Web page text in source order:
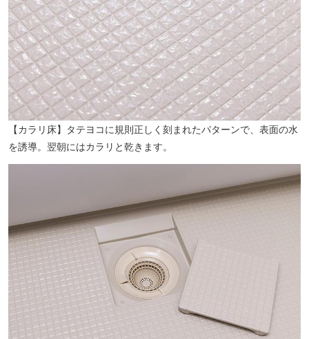
【カラリ床】タテヨコに規則正しく刻まれたパターンで、表面の水
を誘導。翌朝にはカラリと乾きます。